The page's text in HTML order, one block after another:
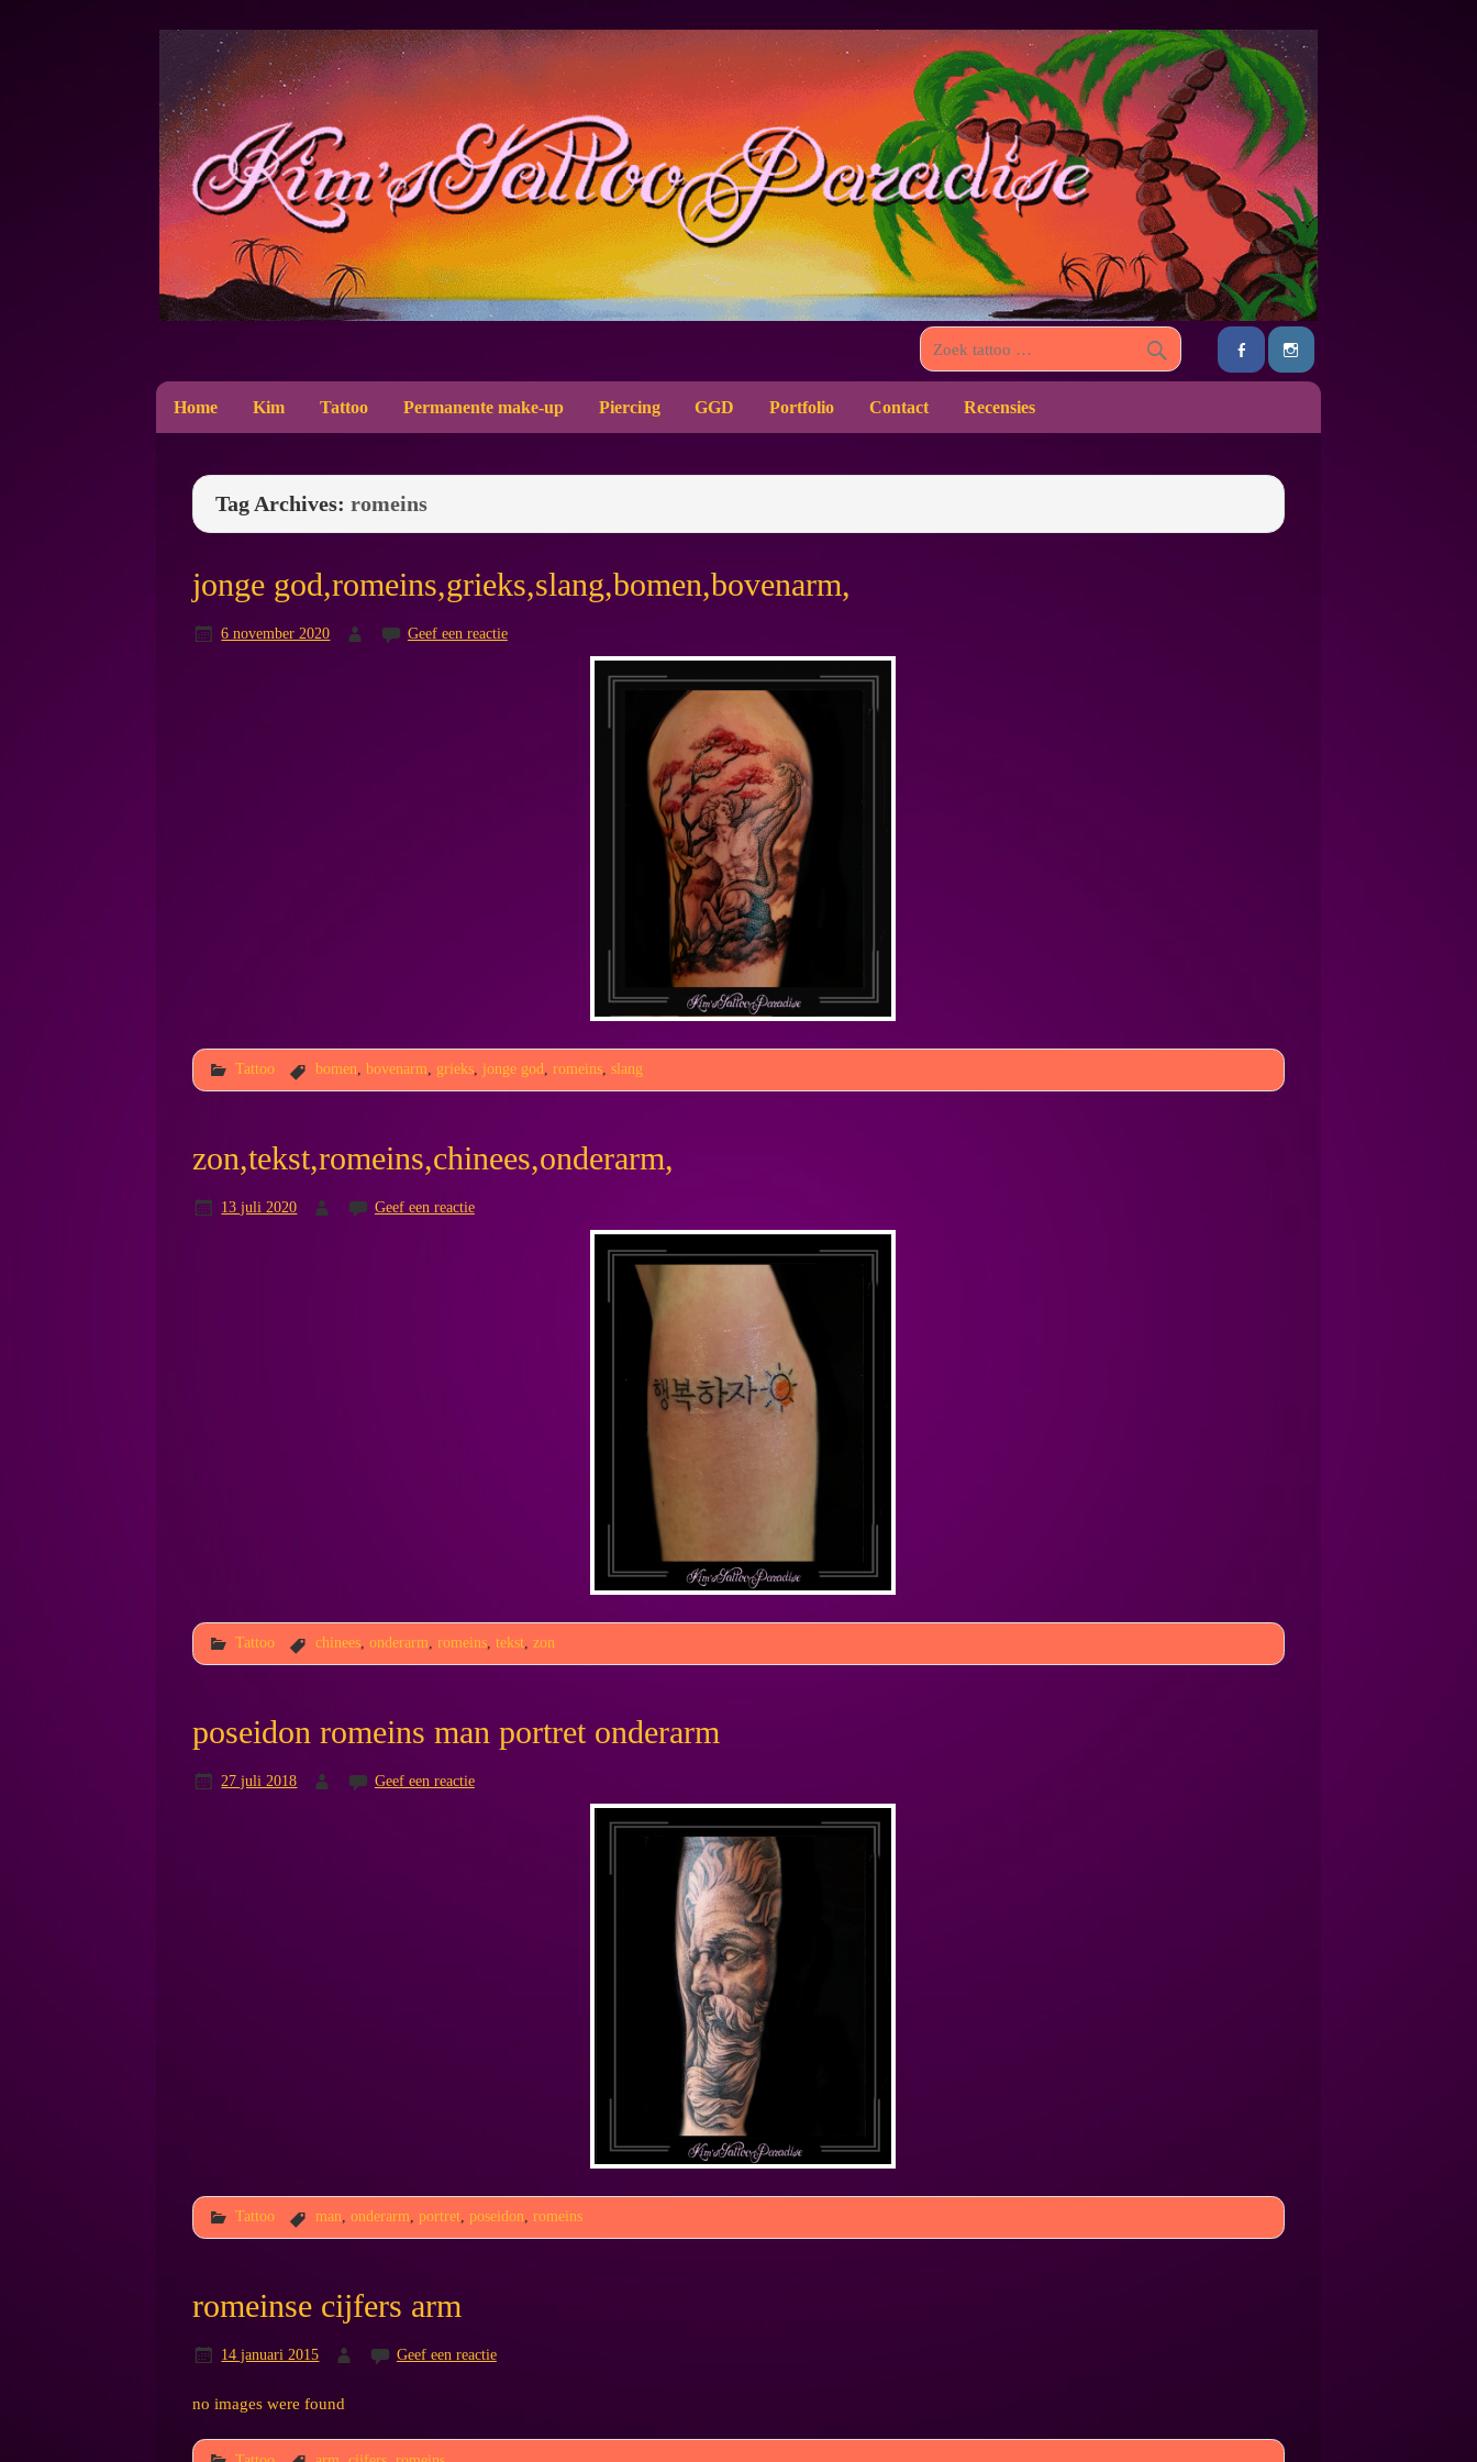
Home Kim Tattoo Permanente make-up Piercing GGD Portfolio Contact Recensies
Tag Archives:romeins
jonge god,romeins,grieks,slang,bomen,bovenarm,
6 november 2020 Geef een reactie
Tattoo bomen ,bovenarm grieks jonge god romeins ,slang
zon,tekst,romeins,chinees,onderarm,
13 juli 2020 Geef een reactie
Tattoo chinees ,onderarm romeins ,tekst ,zon
poseidon romeins man portret onderarm
27 juli 2018 Geef een reactie
Tattoo man ,onderarm portret poseidon romeins
romeinse cijfers arm
14 januari 2015 Geef een reactie
no images were found